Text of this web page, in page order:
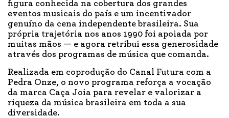
figura conhecida na cobertura dos grandes
eventos musicais do país e um incentivador
genuíno da cena independente brasileira. Sua
própria trajetória nos anos 1990 foi apoiada por
muitas mãos — e agora retribui essa generosidade
através dos programas de música que comanda.
Realizada em coprodução do Canal Futura com a
Pedra Onze, o novo programa reforça a vocação
da marca Caça Joia para revelar e valorizar a
riqueza da música brasileira em toda a sua
diversidade.